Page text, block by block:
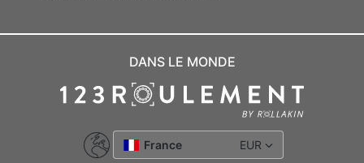
DANS LE MONDE
France EUR